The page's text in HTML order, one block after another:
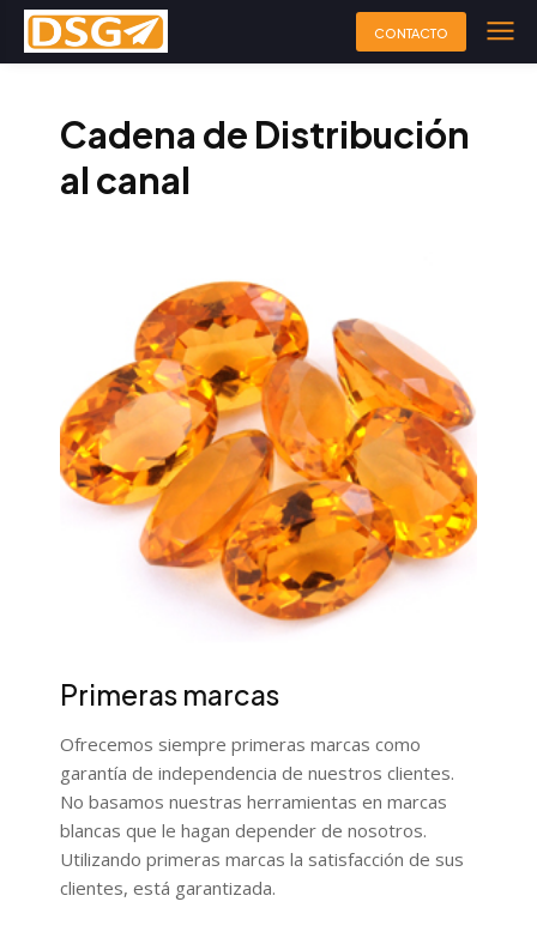
CONTACTO
Cadena de Distribución
al canal
Primeras marcas
Ofrecemos siempre primeras marcas como
garantía de independencia de nuestros clientes.
No basamos nuestras herramientas en marcas
blancas que le hagan depender de nosotros.
Utilizando primeras marcas la satisfacción de sus
clientes, está garantizada.